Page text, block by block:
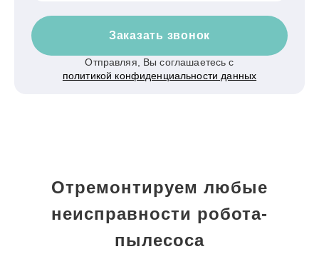
Заказать звонок
Отправляя, Вы соглашаетесь с
политикой конфиденциальности данных
Отремонтируем любые
неисправности робота-
пылесоса